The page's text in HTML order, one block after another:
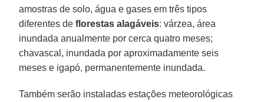
amostras de solo, água e gases em três tipos
diferentes deflorestas alagáveis: várzea, área
inundada anualmente por cerca quatro meses;
chavascal, inundada por aproximadamente seis
meses e igapó, permanentemente inundada.
Também serão instaladas estações meteorológicas